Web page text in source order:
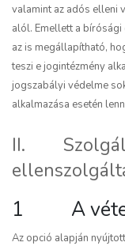
valamint az adós elleni
alól. Emellett a
az is megállapítható,
teszi e jogintézmény
jogszabályi védelme
alkalmazása esetén
II.
1 A vételi
Az opció alapján